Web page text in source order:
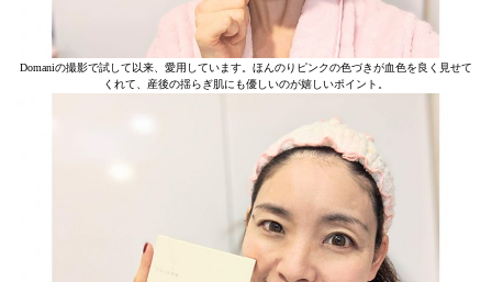
Domaniの撮影で試して以来、愛用しています。ほんのりピンクの色づきが血色を良く見せて
くれて、産後の揺らぎ肌にも優しいのが嬉しいポイント。